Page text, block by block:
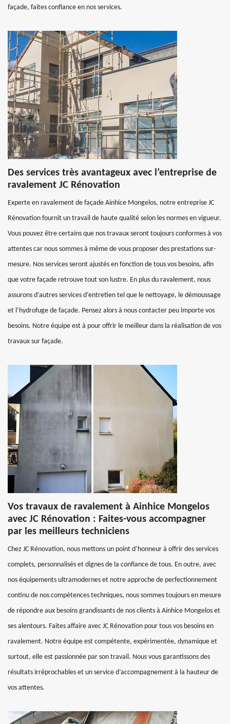
façade, faites confiance en nos services.
Des services très avantageux avec l’entreprise de
ravalement JC Rénovation
Experte en ravalement de façade Ainhice Mongelos, notre entreprise JC
Rénovation fournit un travail de haute qualité selon les normes en vigueur.
Vous pouvez être certains que nos travaux seront toujours conformes à vos
attentes car nous sommes à même de vous proposer des prestations sur-
mesure. Nos services seront ajustés en fonction de tous vos besoins, afin
que votre façade retrouve tout son lustre. En plus du ravalement, nous
assurons d’autres services d’entretien tel que le nettoyage, le démoussage
et l’hydrofuge de façade. Pensez alors à nous contacter peu importe vos
besoins. Notre équipe est à pour offrir le meilleur dans la réalisation de vos
travaux sur façade.
Vos travaux de ravalement à Ainhice Mongelos
avec JC Rénovation : Faites-vous accompagner
par les meilleurs techniciens
Chez JC Rénovation, nous mettons un point d’honneur à offrir des services
complets, personnalisés et dignes de la confiance de tous. En outre, avec
nos équipements ultramodernes et notre approche de perfectionnement
continu de nos compétences techniques, nous sommes toujours en mesure
de répondre aux besoins grandissants de nos clients à Ainhice Mongelos et
ses alentours. Faites affaire avec JC Rénovation pour tous vos besoins en
ravalement. Notre équipe est compétente, expérimentée, dynamique et
surtout, elle est passionnée par son travail. Nous vous garantissons des
résultats irréprochables et un service d’accompagnement à la hauteur de
vos attentes.